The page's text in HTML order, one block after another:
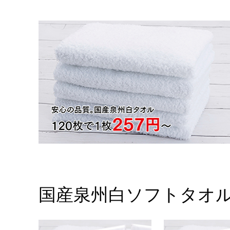
国産泉州白ソフトタオ